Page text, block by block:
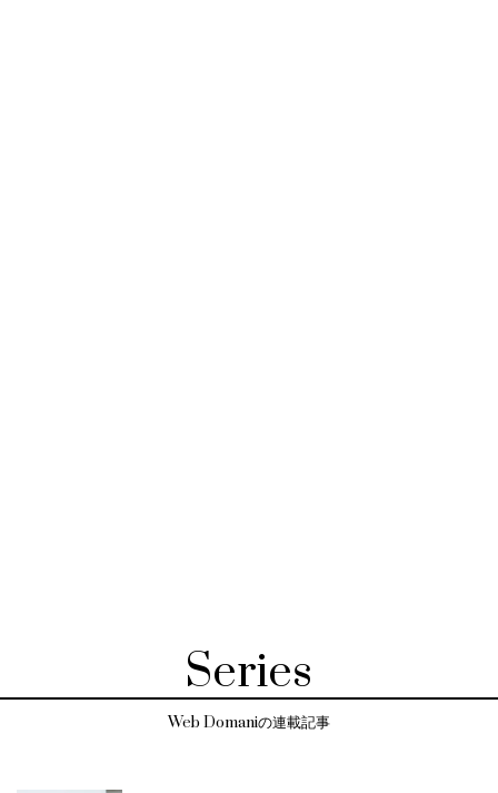
Series
Web Domaniの連載記事